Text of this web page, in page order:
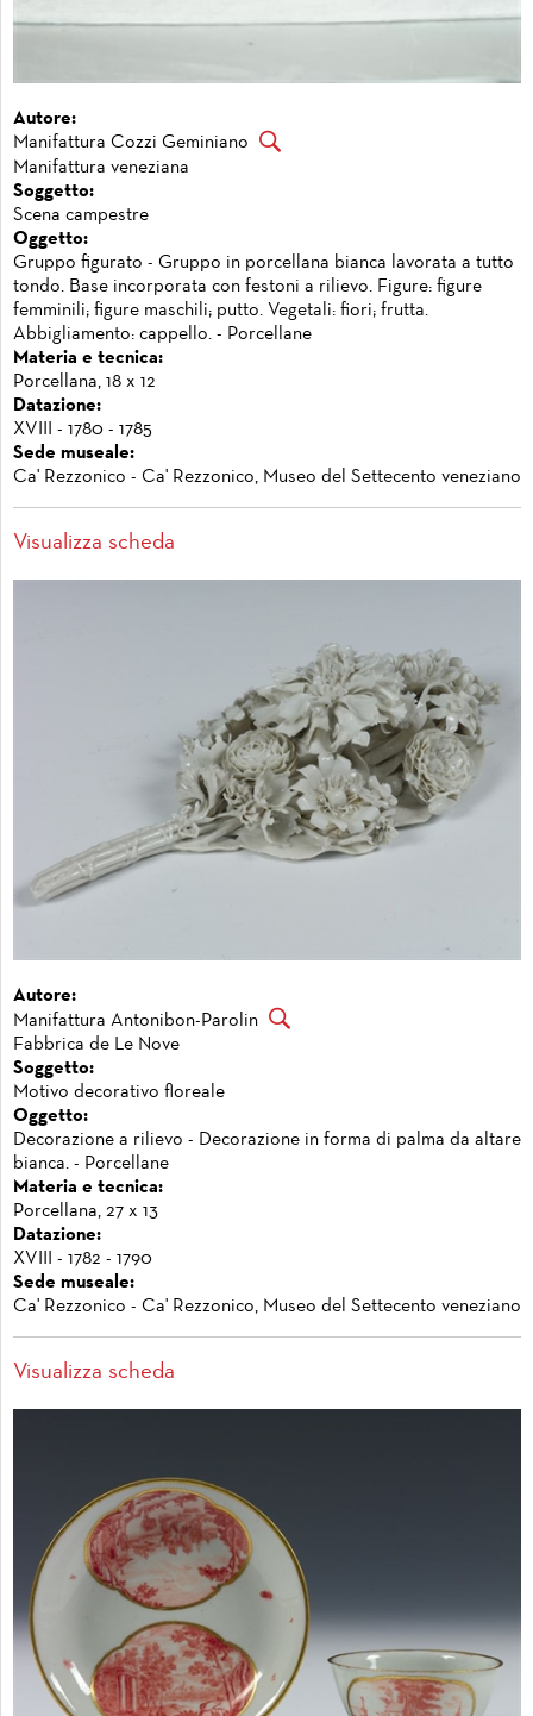
Autore:
Manifattura Cozzi Geminiano
Manifattura veneziana
Soggetto:
Scena campestre
Oggetto:
Gruppo figurato - Gruppo in porcellana bianca lavorata a tutto
tondo. Base incorporata con festoni a rilievo. Figure: figure
femminili; figure maschili; putto. Vegetali: fiori; frutta.
Abbigliamento: cappello. - Porcellane
Materia e tecnica:
Porcellana, 18 x 12
Datazione:
XVIII - 1780 - 1785
Sede museale:
Ca' Rezzonico - Ca' Rezzonico, Museo del Settecento veneziano
Visualizza scheda
Autore:
Manifattura Antonibon-Parolin
Fabbrica de Le Nove
Soggetto:
Motivo decorativo floreale
Oggetto:
Decorazione a rilievo - Decorazione in forma di palma da altare
bianca. - Porcellane
Materia e tecnica:
Porcellana, 27 x 13
Datazione:
XVIII - 1782 - 1790
Sede museale:
Ca' Rezzonico - Ca' Rezzonico, Museo del Settecento veneziano
Visualizza scheda